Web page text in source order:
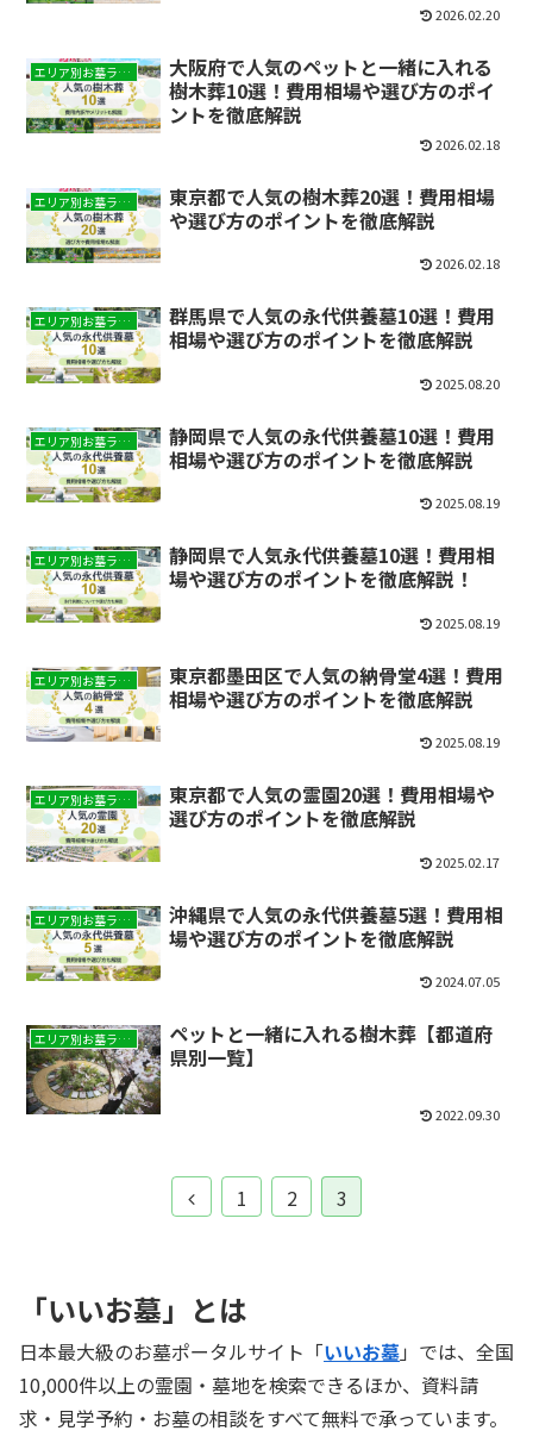
2026.02.20
エリア別お墓ランキング
大阪府で人気のペットと一緒に入れる
樹木葬10選！費用相場や選び方のポイ
ントを徹底解説
2026.02.18
エリア別お墓ランキング
東京都で人気の樹木葬20選！費用相場
や選び方のポイントを徹底解説
2026.02.18
エリア別お墓ランキング
群馬県で人気の永代供養墓10選！費用
相場や選び方のポイントを徹底解説
2025.08.20
エリア別お墓ランキング
静岡県で人気の永代供養墓10選！費用
相場や選び方のポイントを徹底解説
2025.08.19
エリア別お墓ランキング
静岡県で人気永代供養墓10選！費用相
場や選び方のポイントを徹底解説！
2025.08.19
エリア別お墓ランキング
東京都墨田区で人気の納骨堂4選！費用
相場や選び方のポイントを徹底解説
2025.08.19
エリア別お墓ランキング
東京都で人気の霊園20選！費用相場や
選び方のポイントを徹底解説
2025.02.17
エリア別お墓ランキング
沖縄県で人気の永代供養墓5選！費用相
場や選び方のポイントを徹底解説
2024.07.05
エリア別お墓ランキング
ペットと一緒に入れる樹木葬【都道府
県別一覧】
2022.09.30
前
1 2 3
「いいお墓」とは
日本最大級のお墓ポータルサイト「いいお墓」では、全国
10,000件以上の霊園・墓地を検索できるほか、資料請
求・見学予約・お墓の相談をすべて無料で承っています。